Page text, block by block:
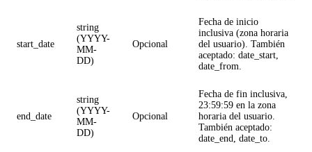
start_date
string
(YYYY-
MM-
DD)
Opcional
Fecha de inicio
inclusiva (zona horaria
del usuario). También
aceptado: date_start,
date_from.
end_date
string
(YYYY-
MM-
DD)
Opcional
Fecha de fin inclusiva,
23:59:59 en la zona
horaria del usuario.
También aceptado:
date_end, date_to.